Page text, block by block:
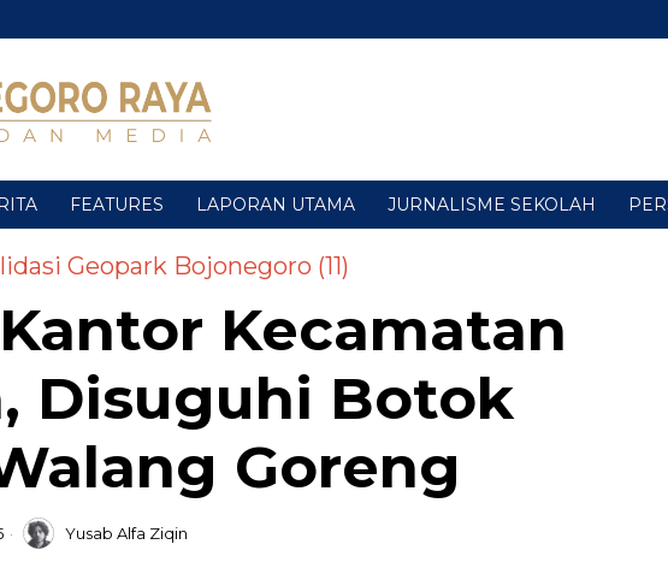
FEATURES LAPORAN UTAMA JURNALISME SEKOLAH
Geopark Bojonegoro (11)
Kecamatan
Disuguhi Botok
Goreng
Yusab Alfa Ziqin